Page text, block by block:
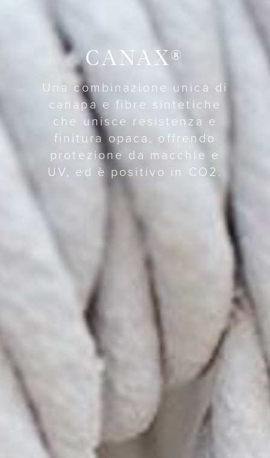
CANAX®
Una combinazione unica di
canapa e fibre sintetiche
che unisce resistenza e
finitura opaca, offrendo
protezione da macchie e
UV, ed è positivo in CO2.